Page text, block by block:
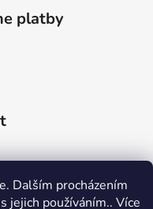
Dalším procházením
jejich používáním.. Více
platby